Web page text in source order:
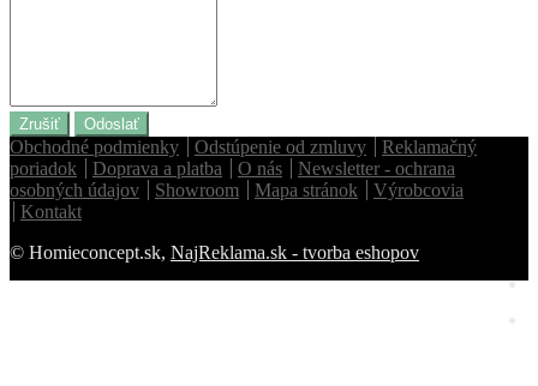
Zrušiť Odoslať
Obchodné podmienky Odstúpenie od zmluvy
Reklamačný
poriadok
Doprava a platba O nás
Newsletter - ochrana
osobných údajov
Showroom Mapa stránok
Výrobcovia
Kontakt
© Homieconcept.sk, NajReklama.sk - tvorba eshopov